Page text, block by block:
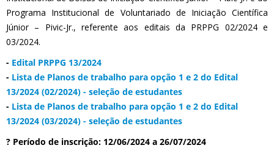
Programa Institucional de Voluntariado de Iniciação Científica
Júnior – Pivic-Jr., referente aos editais da PRPPG 02/2024 e
03/2024.
- Edital PRPPG 13/2024
- Lista de Planos de trabalho para opção 1 e 2 do Edital
13/2024 (02/2024) - seleção de estudantes
- Lista de Planos de trabalho para opção 1 e 2 do Edital
13/2024 (03/2024) - seleção de estudantes
? Período de inscrição: 12/06/2024 a 26/07/2024